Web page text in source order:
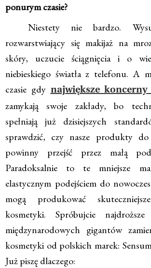
ponurym czasie?
Niestety nie bardzo.
rozwarstwiający się makijaż na
skóry, uczucie ściągnięcia i o
niebieskiego światła z telefonu. A
czasie gdy największe koncerny
zamykają swoje zakłady, bo
spełniają już dzisiejszych
sprawdzić, czy nasze produkty
powinny przejść przez małą
Paradoksalnie to te mniejsze
elastycznym podejściem do
mogą produkować
kosmetyki. Spróbujcie
międzynarodowych gigantów
kosmetyki od polskich marek:
Już piszę dlaczego: